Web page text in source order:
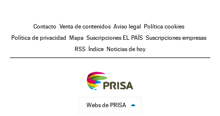
Contacto Venta de contenidos Aviso legal
Política cookies
Política de privacidad
Mapa Suscripciones EL PAÍS Suscripciones empresas
RSS
Índice Noticias de hoy
Webs de PRISA